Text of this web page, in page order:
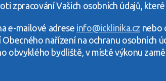
zpracování Vašich osobních údajů,
e-mailové adrese info@icklinika.cz nebo
nařízení na ochranu osobních
obvyklého bydliště, v místě výkonu